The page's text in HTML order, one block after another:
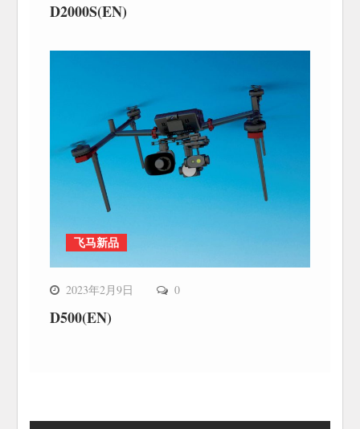
D2000S(EN)
飞马新品
2023年2月9日 0
D500(EN)